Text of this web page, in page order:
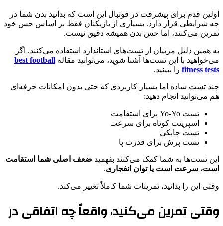
اولین قدم برای پیشرفت در فوتبال این است که بدانید بدن شما در
چه شرایطی قرار دارد. بسیاری از بازیکنان فقط بر اساس حس خود
تمرین می‌کنند، اما حس بدن همیشه دقیق نیست.
به همین دلیل مربیان از تست‌های استاندارد استفاده می‌کنند. اگر
می‌خواهید با این تست‌ها آشنا شوید، می‌توانید مقاله best football
fitness tests را ببینید.
چند تست ساده اما بسیار کاربردی که حتی بدون امکانات حرفه‌ای
هم می‌توانید انجام دهید:
تست Yo-Yo برای استقامت
اسپرینت کوتاه برای سرعت
تست چابکی
تست پرش برای قدرت پا
این تست‌ها به شما کمک می‌کنند بفهمید ضعف اصلی شما استقامت
است، سرعت است یا توان انفجاری.
وقتی این را بدانید، تمرینات شما کاملاً تغییر می‌کند.
وقتی تمرین می‌کنید، واقعاً چه اتفاقی در